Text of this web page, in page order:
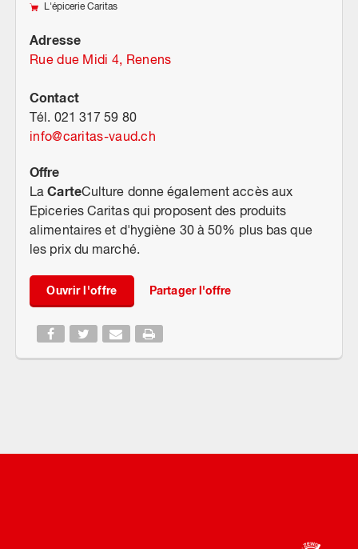
L'épicerie Caritas
Adresse
Rue due Midi 4, Renens
Contact
Tél. 021 317 59 80
info@caritas-vaud.ch
Offre
LaCarteCulture donne également accès aux
Epiceries Caritas qui proposent des produits
alimentaires et d'hygiène 30 à 50% plus bas que
les prix du marché.
Ouvrir l'offre Partager l'offre